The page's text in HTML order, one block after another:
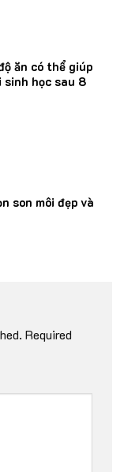
ăn có thể giúp
sinh học sau 8
son môi đẹp và
Required